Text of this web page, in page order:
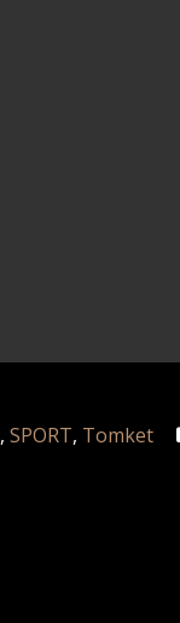
,SPORT, Tomket